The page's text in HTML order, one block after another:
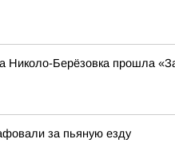
Николо-Берёзовка прошла
за пьяную езду